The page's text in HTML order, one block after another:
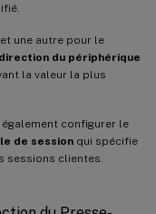
une autre pour le
du périphérique
la valeur la plus
configurer le
de session qui spécifie
sessions clientes.